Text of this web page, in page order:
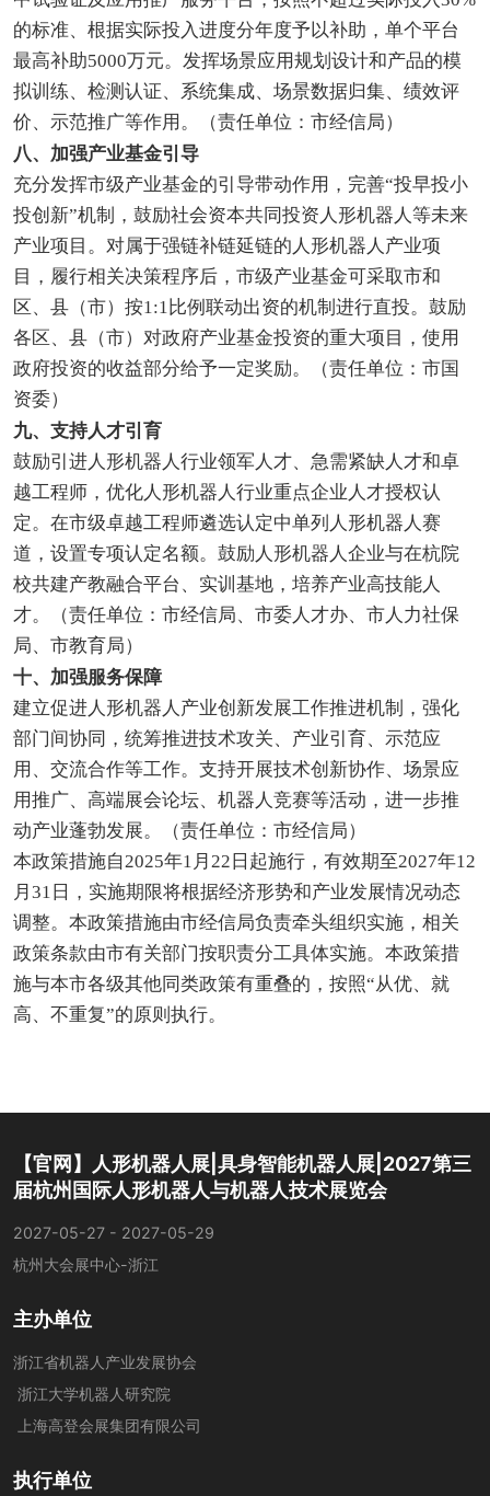
的标准、根据实际投入进度分年度予以补助，单个平台
最高补助5000万元。发挥场景应用规划设计和产品的模
拟训练、检测认证、系统集成、场景数据归集、绩效评
价、示范推广等作用。（责任单位：市经信局）
八、加强产业基金引导
充分发挥市级产业基金的引导带动作用，完善“投早投小
投创新”机制，鼓励社会资本共同投资人形机器人等未来
产业项目。对属于强链补链延链的人形机器人产业项
目，履行相关决策程序后，市级产业基金可采取市和
区、县（市）按1:1比例联动出资的机制进行直投。鼓励
各区、县（市）对政府产业基金投资的重大项目，使用
政府投资的收益部分给予一定奖励。（责任单位：市国
资委）
九、支持人才引育
鼓励引进人形机器人行业领军人才、急需紧缺人才和卓
越工程师，优化人形机器人行业重点企业人才授权认
定。在市级卓越工程师遴选认定中单列人形机器人赛
道，设置专项认定名额。鼓励人形机器人企业与在杭院
校共建产教融合平台、实训基地，培养产业高技能人
才。（责任单位：市经信局、市委人才办、市人力社保
局、市教育局）
十、加强服务保障
建立促进人形机器人产业创新发展工作推进机制，强化
部门间协同，统筹推进技术攻关、产业引育、示范应
用、交流合作等工作。支持开展技术创新协作、场景应
用推广、高端展会论坛、机器人竞赛等活动，进一步推
动产业蓬勃发展。（责任单位：市经信局）
本政策措施自2025年1月22日起施行，有效期至2027年12
月31日，实施期限将根据经济形势和产业发展情况动态
调整。本政策措施由市经信局负责牵头组织实施，相关
政策条款由市有关部门按职责分工具体实施。本政策措
施与本市各级其他同类政策有重叠的，按照“从优、就
高、不重复”的原则执行。
【官网】人形机器人展|具身智能机器人展|2027第三
届杭州国际人形机器人与机器人技术展览会
2027-05-27 - 2027-05-29
杭州大会展中心-浙江
主办单位
浙江省机器人产业发展协会
浙江大学机器人研究院
上海高登会展集团有限公司
执行单位